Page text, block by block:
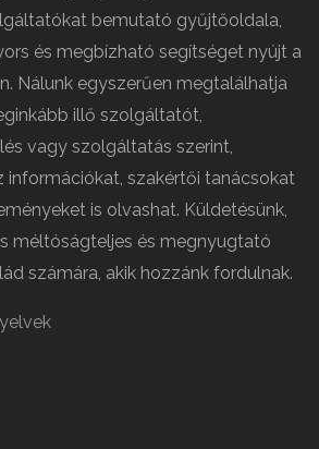
bemutató gyűjtőoldala,
és megbízható segítséget nyújt a
Nálunk egyszerűen megtalálhatja
illő szolgáltatót,
vagy szolgáltatás szerint,
információkat, szakértői tanácsokat
is olvashat. Küldetésünk,
méltóságteljes és megnyugtató
számára, akik hozzánk fordulnak.